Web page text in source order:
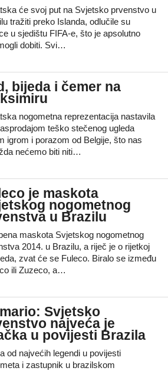
će svoj put na Svjetsko prvenstvo u
tražiti preko Islanda, odlučile su
u sjedištu FIFA-e, što je apsolutno
dobiti. Svi…
bijeda i čemer na
nogometna reprezentacija nastavila
teško stečenog ugleda
igrom i porazom od Belgije, što nas
nećemo biti niti…
je maskota
nogometnog
u Brazilu
maskota Svjetskog nogometnog
2014. u Brazilu, a riječ je o rijetkoj
zvat će se Fuleco. Biralo se između
ili Zuzeco, a…
Svjetsko
najveća je
u povijesti Brazila
od najvećih legendi u povijesti
i zastupnik u brazilskom